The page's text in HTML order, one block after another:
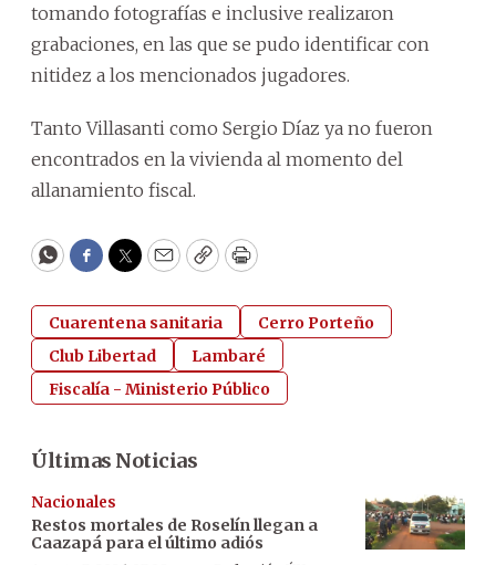
tomando fotografías e inclusive realizaron
grabaciones, en las que se pudo identificar con
nitidez a los mencionados jugadores.
Tanto Villasanti como Sergio Díaz ya no fueron
encontrados en la vivienda al momento del
allanamiento fiscal.
WhatsApp
Facebook
Twitter
EmailCopyPrint
Cuarentena sanitaria
Cerro Porteño
Club Libertad
Lambaré
Fiscalía - Ministerio Público
Últimas Noticias
Nacionales
Restos mortales de Roselín llegan a
Caazapá para el último adiós